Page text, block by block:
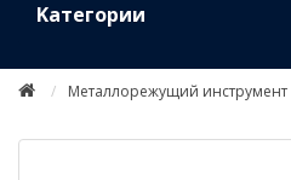
Kатегории
Металлорежущий инструмент